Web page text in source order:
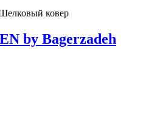
ковер
by Bagerzadeh